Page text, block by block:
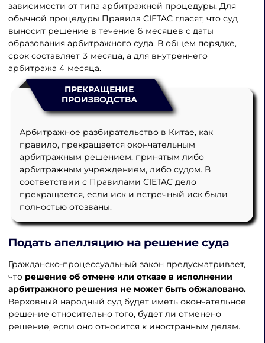
зависимости от типа арбитражной процедуры. Для
обычной процедуры Правила CIETAC гласят, что суд
выносит решение в течение 6 месяцев с даты
образования арбитражного суда. В общем порядке,
срок составляет 3 месяца, а для внутреннего
арбитража 4 месяца.
ПРЕКРАЩЕНИЕ
ПРОИЗВОДСТВА
Арбитражное разбирательство в Китае, как
правило, прекращается окончательным
арбитражным решением, принятым либо
арбитражным учреждением, либо судом. В
соответствии с Правилами CIETAC дело
прекращается, если иск и встречный иск были
полностью отозваны.
Подать апелляцию на решение суда
Гражданско-процессуальный закон предусматривает,
что решение об отмене или отказе в исполнении
арбитражного решения не может быть обжаловано.
Верховный народный суд будет иметь окончательное
решение относительно того, будет ли отменено
решение, если оно относится к иностранным делам.